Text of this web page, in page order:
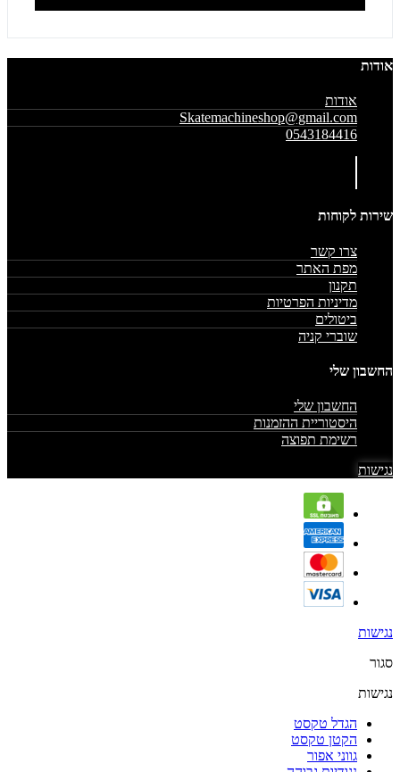
אודות
אודות
Skatemachineshop@gmail.com
0543184416
שירות לקוחות
צרו קשר
מפת האתר
תקנון
מדיניות הפרטיות
ביטולים
שוברי קניה
החשבון שלי
החשבון שלי
היסטוריית ההזמנות
רשימת תפוצה
נגישות
נגישות
סגור
נגישות
הגדל טקסט
הקטן טקסט
גווני אפור